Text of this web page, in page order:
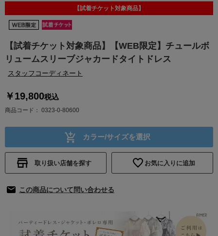
【試着チケット対象商品】【WEB限定】チュールボ
リュームスリーブジャカードタイトドレス
スタッフコーディネート
【試着チケット対象商品】
￥19,800税込
商品コード 0323-0-80600
カラー/サイズを選択
取り扱い店舗を探す お気に入りに追加
この商品について問い合わせる